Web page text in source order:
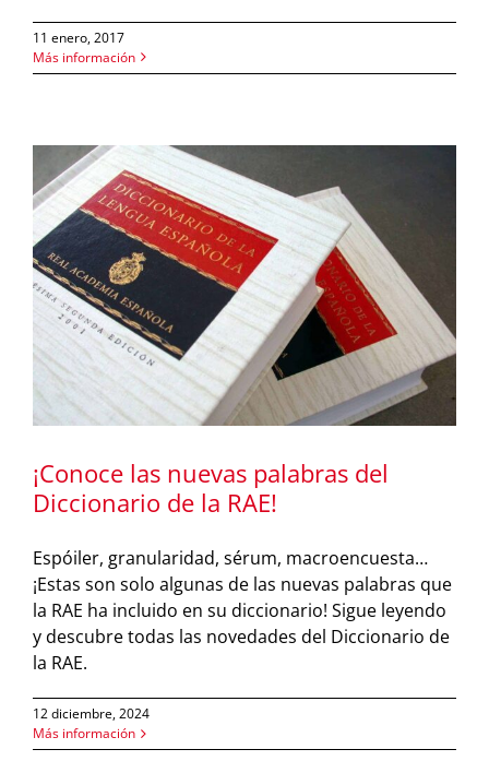
11 enero, 2017
Más información
¡Conoce las nuevas palabras del
Diccionario de la RAE!
Espóiler, granularidad, sérum, macroencuesta…
¡Estas son solo algunas de las nuevas palabras que
la RAE ha incluido en su diccionario! Sigue leyendo
y descubre todas las novedades del Diccionario de
la RAE.
12 diciembre, 2024
Más información